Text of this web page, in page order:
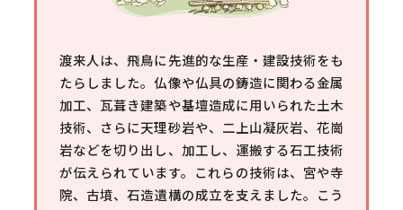
渡来人は、飛鳥に先進的な生産・建設技術をも
たらしました。仏像や仏具の鋳造に関わる金属
加工、瓦葺き建築や基壇造成に用いられた土木
技術、さらに天理砂岩や、二上山凝灰岩、花崗
岩などを切り出し、加工し、運搬する石工技術
が伝えられています。これらの技術は、宮や寺
院、古墳、石造遺構の成立を支えました。こう